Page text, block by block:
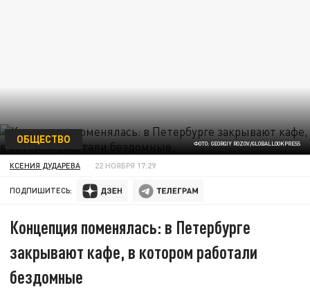
ФОТО: GEORGIY ROZOV/GLOBALLOOKPRESS
ОБЩЕСТВО
КСЕНИЯ ДУДАРЕВА 22 НОЯБРЯ 17:29
ПОДПИШИТЕСЬ:
Концепция поменялась: в Петербурге
закрывают кафе, в котором работали
бездомные